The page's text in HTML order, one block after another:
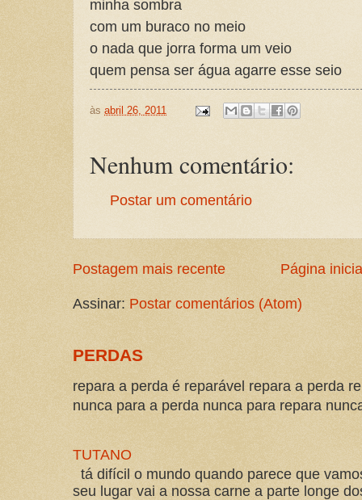
minha sombra
com um buraco no meio
o nada que jorra forma um veio
quem pensa ser água agarre esse seio
às abril 26, 2011
Nenhum comentário:
Postar um comentário
Postagem mais recente Página
Assinar: Postar comentários (Atom)
PERDAS
repara a perda é reparável repara a perda
nunca para a perda nunca para repara
TUTANO
tá difícil o mundo quando parece que
seu lugar vai a nossa carne a parte longe